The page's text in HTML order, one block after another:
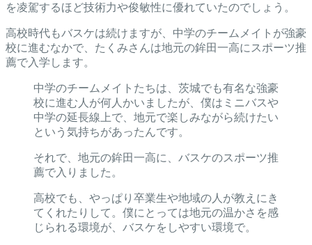
を凌駕するほど技術力や俊敏性に優れていたのでしょう。
高校時代もバスケは続けますが、中学のチームメイトが強豪
校に進むなかで、たくみさんは地元の鉾田一高にスポーツ推
薦で入学します。
中学のチームメイトたちは、茨城でも有名な強豪
校に進む人が何人かいましたが、僕はミニバスや
中学の延長線上で、地元で楽しみながら続けたい
という気持ちがあったんです。
それで、地元の鉾田一高に、バスケのスポーツ推
薦で入りました。
高校でも、やっぱり卒業生や地域の人が教えにき
てくれたりして。僕にとっては地元の温かさを感
じられる環境が、バスケをしやすい環境で。